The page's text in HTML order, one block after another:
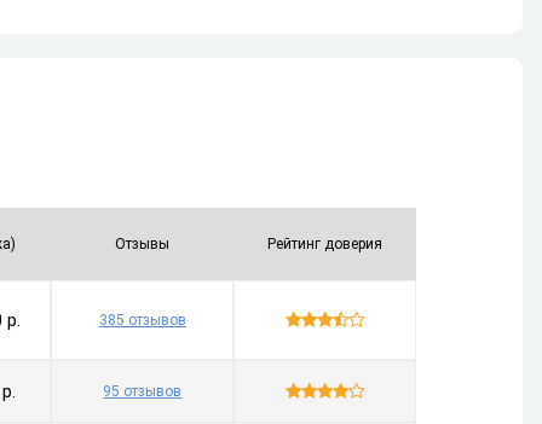
Отзывы
Рейтинг доверия
р. 385 отзывов 
95 отзывов 